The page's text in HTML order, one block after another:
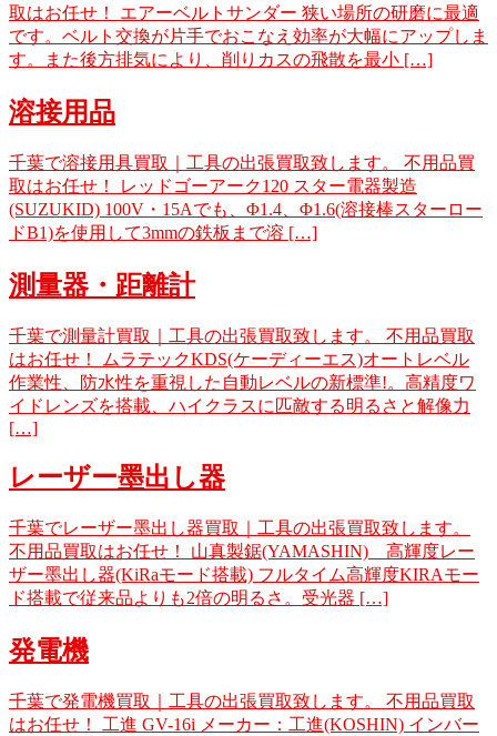
取はお任せ！ エアーベルトサンダー 狭い場所の研磨に最適
です。ベルト交換が片手でおこなえ効率が大幅にアップしま
す。また後方排気により、削りカスの飛散を最小 […]
溶接用品
千葉で溶接用具買取｜工具の出張買取致します。 不用品買
取はお任せ！ レッドゴーアーク120 スター電器製造
(SUZUKID) 100V・15Aでも、Φ1.4、Φ1.6(溶接棒スターロー
ドB1)を使用して3mmの鉄板まで溶 […]
測量器・距離計
千葉で測量計買取｜工具の出張買取致します。 不用品買取
はお任せ！ ムラテックKDS(ケーディーエス)オートレベル
作業性、防水性を重視した自動レベルの新標準!。高精度ワ
イドレンズを搭載、ハイクラスに匹敵する明るさと解像力
[…]
レーザー墨出し器
千葉でレーザー墨出し器買取｜工具の出張買取致します。
不用品買取はお任せ！ 山真製鋸(YAMASHIN) 高輝度レー
ザー墨出し器(KiRaモード搭載) フルタイム高輝度KIRAモー
ド搭載で従来品よりも2倍の明るさ。受光器 […]
発電機
千葉で発電機買取｜工具の出張買取致します。 不用品買取
はお任せ！ 工進 GV-16i メーカー：工進(KOSHIN) インバー